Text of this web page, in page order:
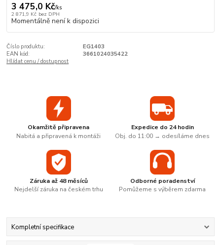
3 475,0 Kč/ks
2 871,9 Kč bez DPH
Momentálně není k dispozici
Číslo produktu:
EG1403
EAN kód:
3661024035422
Hlídat cenu / dostupnost
Okamžitě připravena
Nabitá a připravená k montáži
Expedice do 24 hodin
Obj. do 11:00 → odesíláme dnes
Záruka až 48 měsíců
Nejdelší záruka na českém trhu
Odborné poradenství
Pomůžeme s výběrem zdarma
Kompletní specifikace